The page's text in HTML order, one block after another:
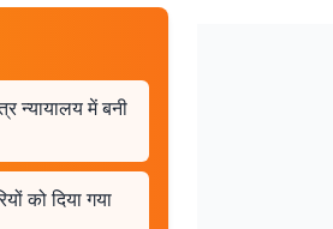
न्यायालय में बनी
को दिया गया